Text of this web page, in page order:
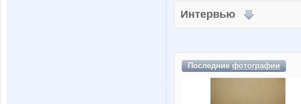
Интервью
Последниефотографии